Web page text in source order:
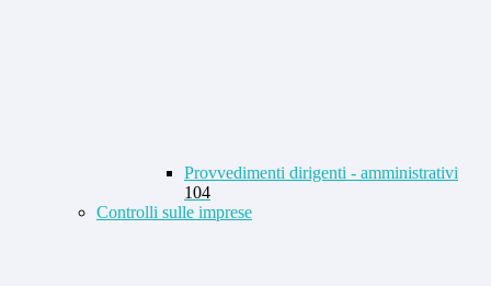
Provvedimenti dirigenti - amministrativi
104
Controlli sulle imprese